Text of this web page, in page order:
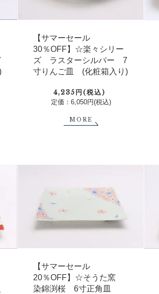
【サマーセール
30％OFF】☆楽々シリー
ズ ラスターシルバー 7
寸りんご皿 (化粧箱入り)
4,235円(税込)
定価：6,050円(税込)
MORE
【サマーセール
20％OFF】☆そうた窯
染錦渕桜 6寸正角皿